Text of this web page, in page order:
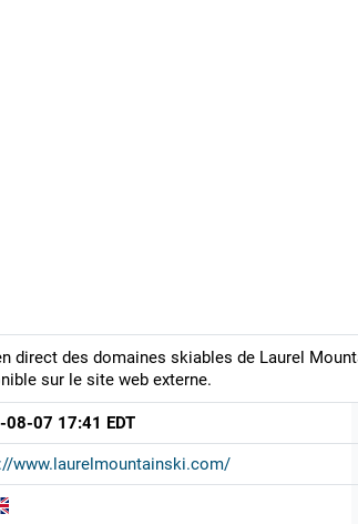
direct des domaines skiables de Laurel
sur le site web externe.
08-07 17:41 EDT
www.laurelmountainski.com/